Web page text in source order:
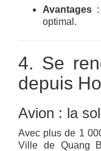
Avantages
optimal.
4. Se
depuis
Avion : la
Avec plus de 1
Ville de Quang